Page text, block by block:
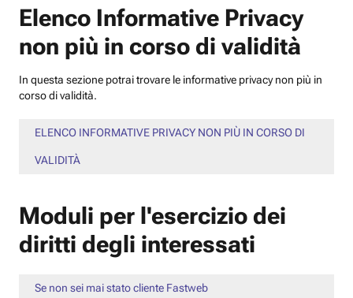
Elenco Informative Privacy
non più in corso di validità
In questa sezione potrai trovare le informative privacy non più in
corso di validità.
ELENCO INFORMATIVE PRIVACY NON PIÙ IN CORSO DI
VALIDITÀ
Moduli per l'esercizio dei
diritti degli interessati
Se non sei mai stato cliente Fastweb